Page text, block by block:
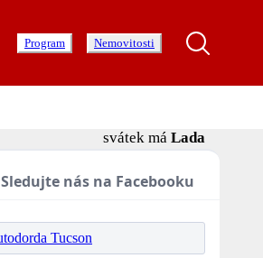
Program Nemovitosti
svátek má Lada
Sledujte nás na Facebooku